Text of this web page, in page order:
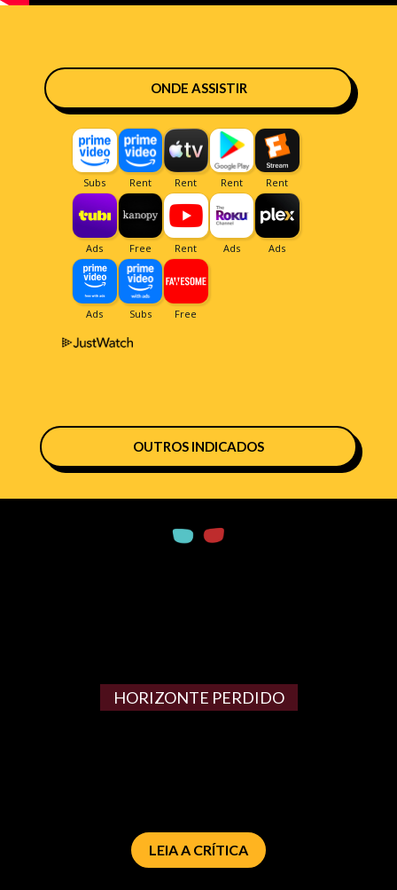
ONDE ASSISTIR
OUTROS INDICADOS
HORIZONTE PERDIDO
LEIA A CRÍTICA